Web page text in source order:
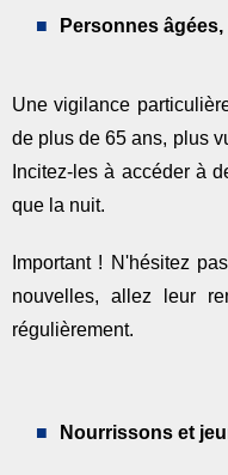
Personnes
Une vigilance
de plus de 65 ans, plus
Incitez-les à accéder à
que la nuit.
Important ! N'hésitez
nouvelles, allez leur
régulièrement.
Nourrissons et